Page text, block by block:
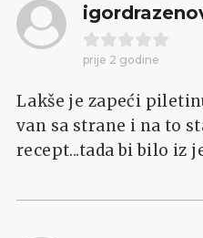
prije 2 godine
Lakše je zapeći
van sa strane i na to
recept...tada bi bilo iz